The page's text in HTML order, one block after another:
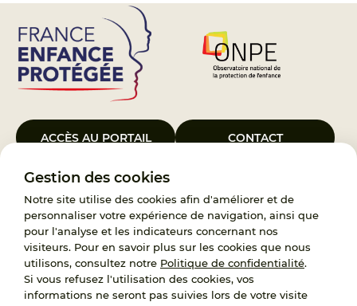
Gestion des cookies
Notre site utilise des cookies afin d'améliorer et de
personnaliser votre expérience de navigation, ainsi que
pour l'analyse et les indicateurs concernant nos
visiteurs. Pour en savoir plus sur les cookies que nous
utilisons, consultez notre Politique de confidentialité.
Si vous refusez l'utilisation des cookies, vos
informations ne seront pas suivies lors de votre visite
ACCÈS AU PORTAIL CONTACT
Le Groupement d’Intérêt Public France Enfance Protégée, créé le 5
janvier 2023, a pour objet d’assurer les missions de service public du
119, d’accompagnement des adoptants et de traitement des
demandes d’accès aux origines personnelles. France Enfance
Protégée est également un observatoire et une ressource pour
l’ensemble des professionnels, ainsi qu’un appui à l’élaboration de la
politique publique à travers le soutien à l’activité des conseils
nationaux.